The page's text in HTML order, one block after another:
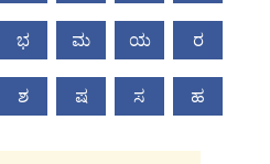
ಭ ಮ ಯ ರ
ಶ ಷ ಸ ಹ